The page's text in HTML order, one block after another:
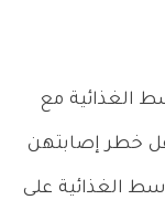
الغذائية مع
خطر إصابتهن
الغذائية على